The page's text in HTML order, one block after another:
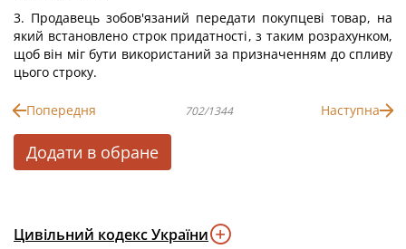
3. Продавець зобов'язаний передати покупцеві товар, на
який встановлено строк придатності, з таким розрахунком,
щоб він міг бути використаний за призначенням до спливу
цього строку.
Попередня 702/1344 Наступна
Додати в обране
Цивільний кодекс України